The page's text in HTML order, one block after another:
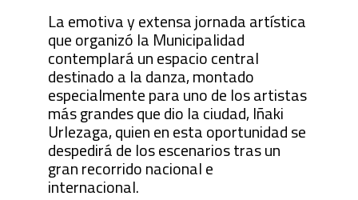
La emotiva y extensa jornada artística
que organizó la Municipalidad
contemplará un espacio central
destinado a la danza, montado
especialmente para uno de los artistas
más grandes que dio la ciudad, Iñaki
Urlezaga, quien en esta oportunidad se
despedirá de los escenarios tras un
gran recorrido nacional e
internacional.